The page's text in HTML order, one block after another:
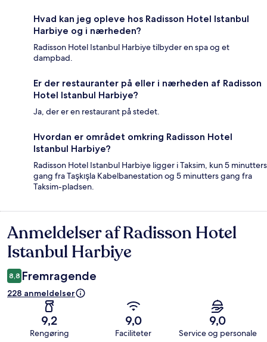
Hvad kan jeg opleve hos Radisson Hotel Istanbul
Harbiye og i nærheden?
Radisson Hotel Istanbul Harbiye tilbyder en spa og et
dampbad.
Er der restauranter på eller i nærheden af Radisson
Hotel Istanbul Harbiye?
Ja, der er en restaurant på stedet.
Hvordan er området omkring Radisson Hotel
Istanbul Harbiye?
Radisson Hotel Istanbul Harbiye ligger i Taksim, kun 5 minutters
gang fra Taşkışla Kabelbanestation og 5 minutters gang fra
Taksim-pladsen.
Anmeldelser
Anmeldelser af Radisson Hotel
Istanbul Harbiye
8,8 Fremragende
228 anmeldelser
9,2
Rengøring
9,0
Faciliteter
9,0
Service og personale